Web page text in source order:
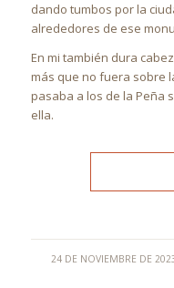
dando tumbos por la
alrededores de ese
En mi también dura
más que no fuera sobre
pasaba a los de la Peña
ella.
24 DE NOVIEMBRE DE
/